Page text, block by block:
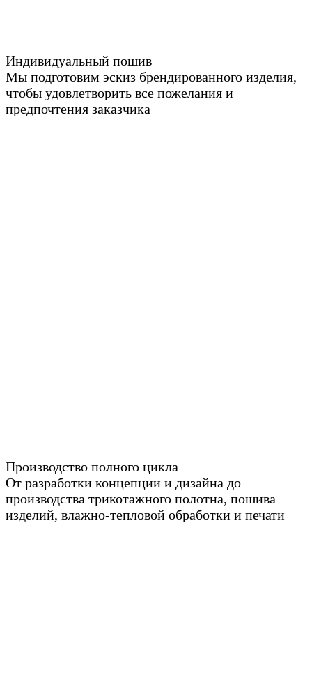
Индивидуальный пошив
Мы подготовим эскиз брендированного изделия,
чтобы удовлетворить все пожелания и
предпочтения заказчика
Производство полного цикла
От разработки концепции и дизайна до
производства трикотажного полотна, пошива
изделий, влажно-тепловой обработки и печати